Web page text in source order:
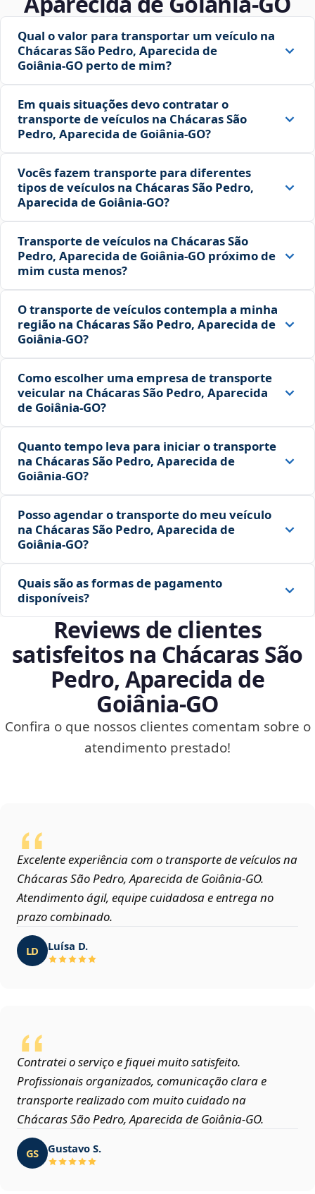
Qual o valor para transportar um veículo na
Chácaras São Pedro, Aparecida de
Goiânia‑GO perto de mim?
Em quais situações devo contratar o
transporte de veículos na Chácaras São
Pedro, Aparecida de Goiânia‑GO?
Vocês fazem transporte para diferentes
tipos de veículos na Chácaras São Pedro,
Aparecida de Goiânia‑GO?
Transporte de veículos na Chácaras São
Pedro, Aparecida de Goiânia‑GO próximo de
mim custa menos?
O transporte de veículos contempla a minha
região na Chácaras São Pedro, Aparecida de
Goiânia‑GO?
Como escolher uma empresa de transporte
veicular na Chácaras São Pedro, Aparecida
de Goiânia‑GO?
Quanto tempo leva para iniciar o transporte
na Chácaras São Pedro, Aparecida de
Goiânia‑GO?
Posso agendar o transporte do meu veículo
na Chácaras São Pedro, Aparecida de
Goiânia‑GO?
Quais são as formas de pagamento
disponíveis?
Reviews de clientes
satisfeitos na Chácaras São
Pedro, Aparecida de
Goiânia‑GO
Confira o que nossos clientes comentam sobre o
atendimento prestado!
Excelente experiência com o transporte de veículos na
Chácaras São Pedro, Aparecida de Goiânia‑GO.
Atendimento ágil, equipe cuidadosa e entrega no
prazo combinado.
LD Luísa D.
Contratei o serviço e fiquei muito satisfeito.
Profissionais organizados, comunicação clara e
transporte realizado com muito cuidado na
Chácaras São Pedro, Aparecida de Goiânia‑GO.
GS Gustavo S.